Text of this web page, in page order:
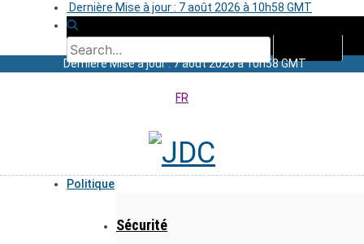
Dernière Mise à jour : 7 août 2026 à 10h58 GMT
Dernière Mise à jour : 7 août 2026 à 10h58 GMT
FR
Politique
Sécurité